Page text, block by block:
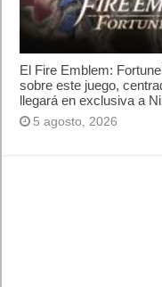
El Fire Emblem:
sobre este juego,
llegará en exclusiva a
5 agosto, 2026